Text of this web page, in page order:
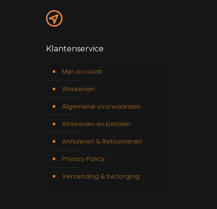
Klantenservice
Mijn account
Afrekenen
Algemene voorwaarden
Afrekenen en betalen
Annuleren & Retourneren
Privacy Policy
Verzending & bezorging